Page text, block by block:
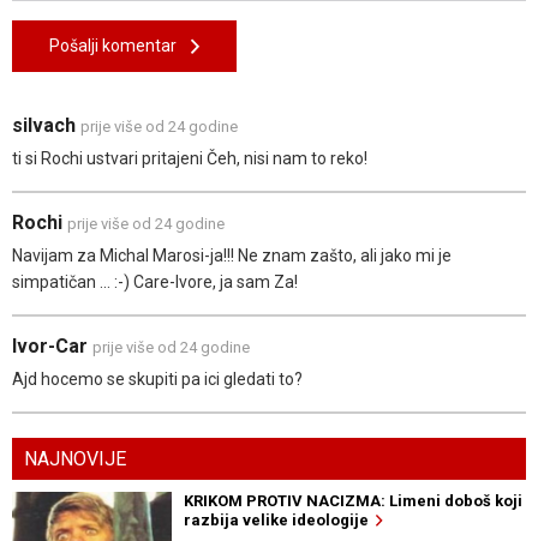
Pošalji komentar
silvach prije više od 24 godine
ti si Rochi ustvari pritajeni Čeh, nisi nam to reko!
Rochi prije više od 24 godine
Navijam za Michal Marosi-ja!!! Ne znam zašto, ali jako mi je
simpatičan ... :-) Care-Ivore, ja sam Za!
Ivor-Car prije više od 24 godine
Ajd hocemo se skupiti pa ici gledati to?
NAJNOVIJE
KRIKOM PROTIV NACIZMA: Limeni doboš koji
razbija velike ideologije